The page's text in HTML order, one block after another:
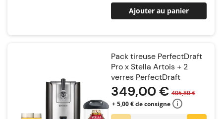
Ajouter au panier
Pack tireuse PerfectDraft
Pro x Stella Artois + 2
verres PerfectDraft
349,00 € 405,80 €
+ 5,00 € de consigne